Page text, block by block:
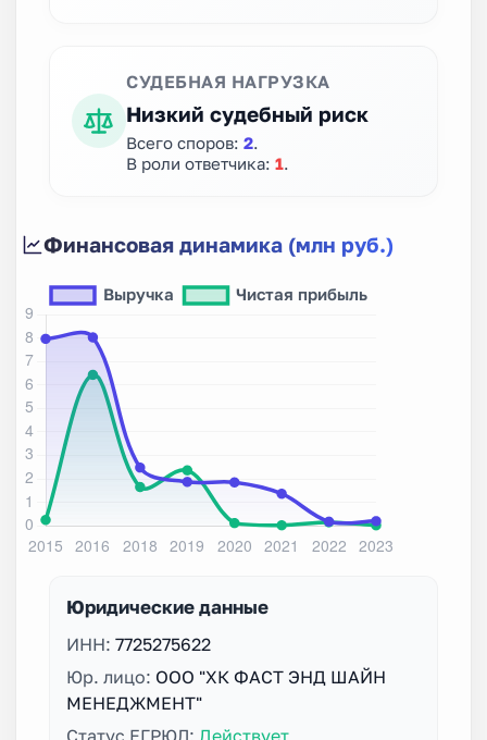
СУДЕБНАЯ НАГРУЗКА
Низкий судебный риск
Всего споров: 2
В роли ответчика: 1
Финансовая динамика (млн руб.)
Юридические данные
ИНН: 7725275622
Юр. лицо: ООО "ХК ФАСТ ЭНД ШАЙН
МЕНЕДЖМЕНТ"
Статус ЕГРЮЛ: Действует